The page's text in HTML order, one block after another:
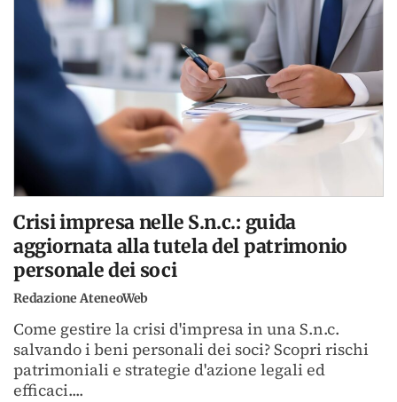
Crisi impresa nelle S.n.c.: guida
aggiornata alla tutela del patrimonio
personale dei soci
Redazione AteneoWeb
Come gestire la crisi d'impresa in una S.n.c.
salvando i beni personali dei soci? Scopri rischi
patrimoniali e strategie d'azione legali ed
efficaci....